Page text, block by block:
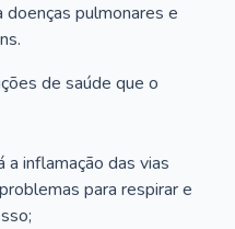
pulmonares e
de saúde que o
a inflamação das vias
para respirar e